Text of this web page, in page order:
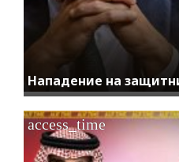
Нападение на
access_time